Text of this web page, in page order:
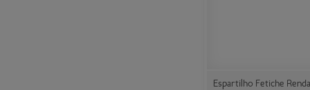
Espartilho Fetiche